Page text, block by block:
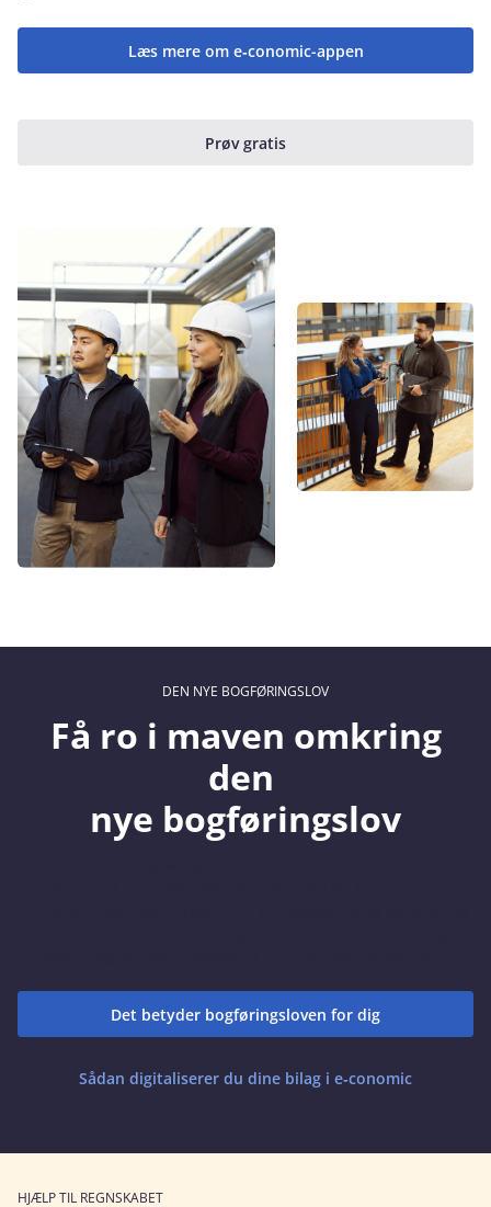
Læs mere om e‑conomic-appen
Prøv gratis
DEN NYE BOGFØRINGSLOV
Få ro i maven omkring
den
nye bogføringslov
Det betyder bogføringsloven for dig
Sådan digitaliserer du dine bilag i e‑conomic
HJÆLP TIL REGNSKABET